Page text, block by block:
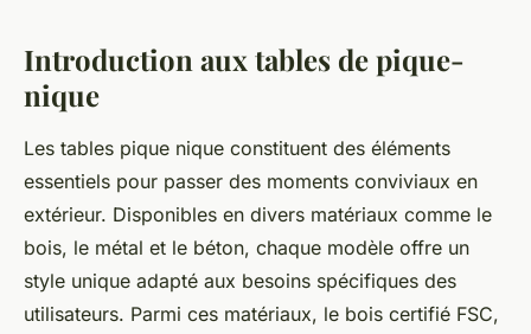
Introduction aux tables de pique-
nique
Les tables pique nique constituent des éléments
essentiels pour passer des moments conviviaux en
extérieur. Disponibles en divers matériaux comme le
bois, le métal et le béton, chaque modèle offre un
style unique adapté aux besoins spécifiques des
utilisateurs. Parmi ces matériaux, le bois certifié FSC,